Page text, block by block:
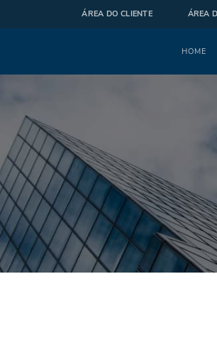
ÁREA DO CLIENTE ÁREA
HOME